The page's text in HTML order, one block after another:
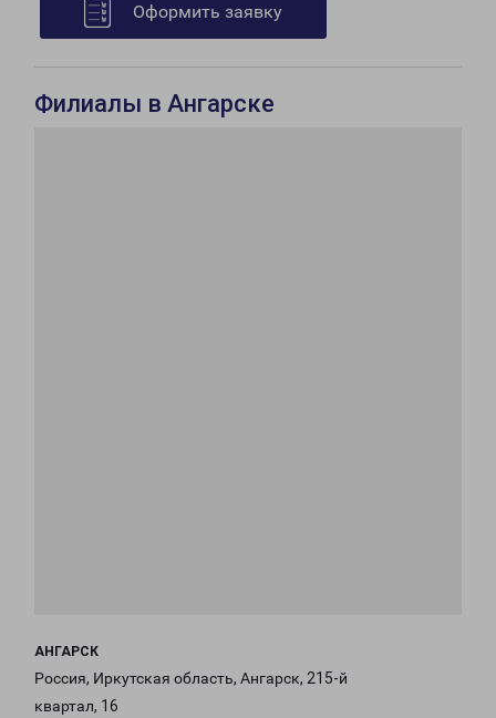
Оформить заявку
Филиалы в Ангарске
АНГАРСК
Россия, Иркутская область, Ангарск, 215-й
квартал, 16